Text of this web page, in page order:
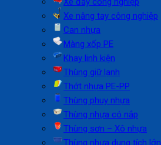
Xe nâng tay công nghiệp
Can nhựa
Màng xốp PE
Khay linh kiện
Thùng giữ lạnh
Thớt nhựa PE-PP
Thùng phuy nhựa
Thùng nhựa có nắp
Thùng sơn – Xô nhựa
Thùng nhựa dung tích lớn